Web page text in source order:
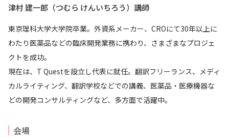
津村 建一郎（つむら けんいちろう）講師
東京理科大学大学院卒業。外資系メーカー、CROにて30年以上に
わたり医薬品などの臨床開発業務に携わり、さまざまなプロジェ
クトを成功。
現在は、T Questを設立し代表に就任。翻訳フリーランス、メディ
カルライティング、翻訳学校などでの講義、医薬品・医療機器な
どの開発コンサルティングなど、多方面で活躍中。
会場